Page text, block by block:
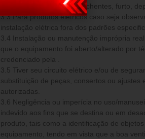
como: queima, quedas, enchentes, furto,
3.3 Para produtos elétricos caso seja
instalação elétrica fora dos padrões
3.4 Instalação ou manutenção imprópria
que o equipamento foi aberto/alterado por
credenciado pela .
3.5 Tiver seu circuito elétrico e/ou de
substituição de peças, consertos ou ajustes
autorizadas.
3.6 Negligência ou imperícia no uso/
indevido aos fins que se destina ou em
produto, tais como a identificação de
equipamento, tendo em vista que a boa